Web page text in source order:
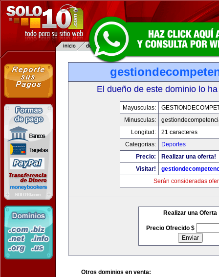
El dueño de este dominio lo
Mayusculas:
Minusculas:
Longitud:
21 caracteres
Categorias:
Deportes
Precio:
Realizar una oferta!
Visitar!
Serán consideradas
Realizar una Oferta
Precio Ofrecido $
Otros dominios en venta: